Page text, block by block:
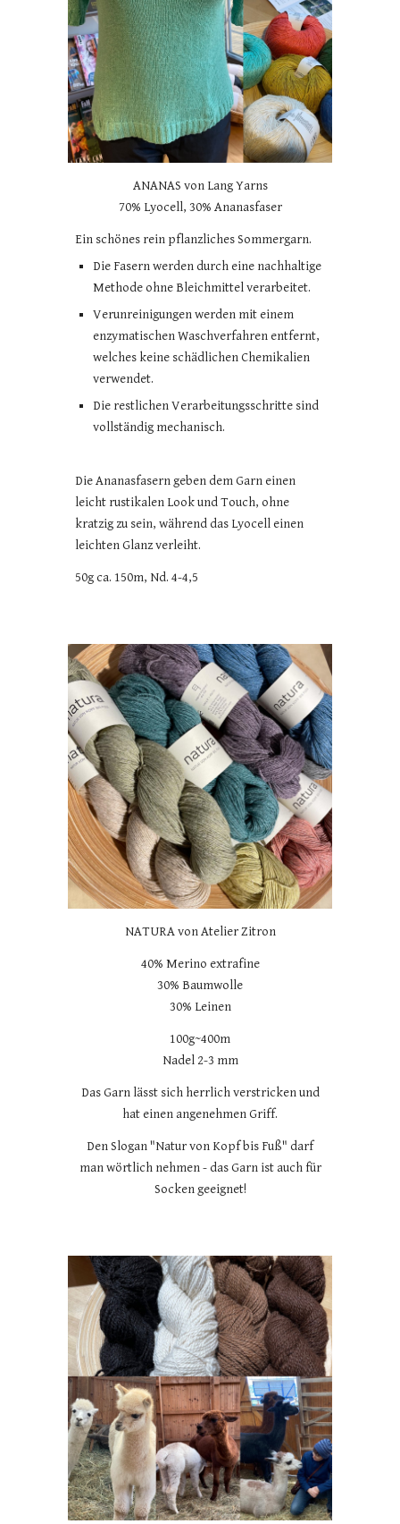
ANANAS von Lang Yarns
70% Lyocell, 30% Ananasfaser
Ein schönes rein pflanzliches Sommergarn.
Die Fasern werden durch eine nachhaltige
Methode ohne Bleichmittel verarbeitet.
Verunreinigungen werden mit einem
enzymatischen Waschverfahren entfernt,
welches keine schädlichen Chemikalien
verwendet.
Die restlichen Verarbeitungsschritte sind
vollständig mechanisch.
Die Ananasfasern geben dem Garn einen
leicht rustikalen Look und Touch, ohne
kratzig zu sein, während das Lyocell einen
leichten Glanz verleiht.
50g ca. 150m, Nd. 4-4,5
NATURA von Atelier Zitron
40% Merino extrafine
30% Baumwolle
30% Leinen
100g~400m
Nadel 2-3 mm
Das Garn lässt sich herrlich verstricken und
hat einen angenehmen Griff.
Den Slogan "Natur von Kopf bis Fuß" darf
man wörtlich nehmen - das Garn ist auch für
Socken geeignet!